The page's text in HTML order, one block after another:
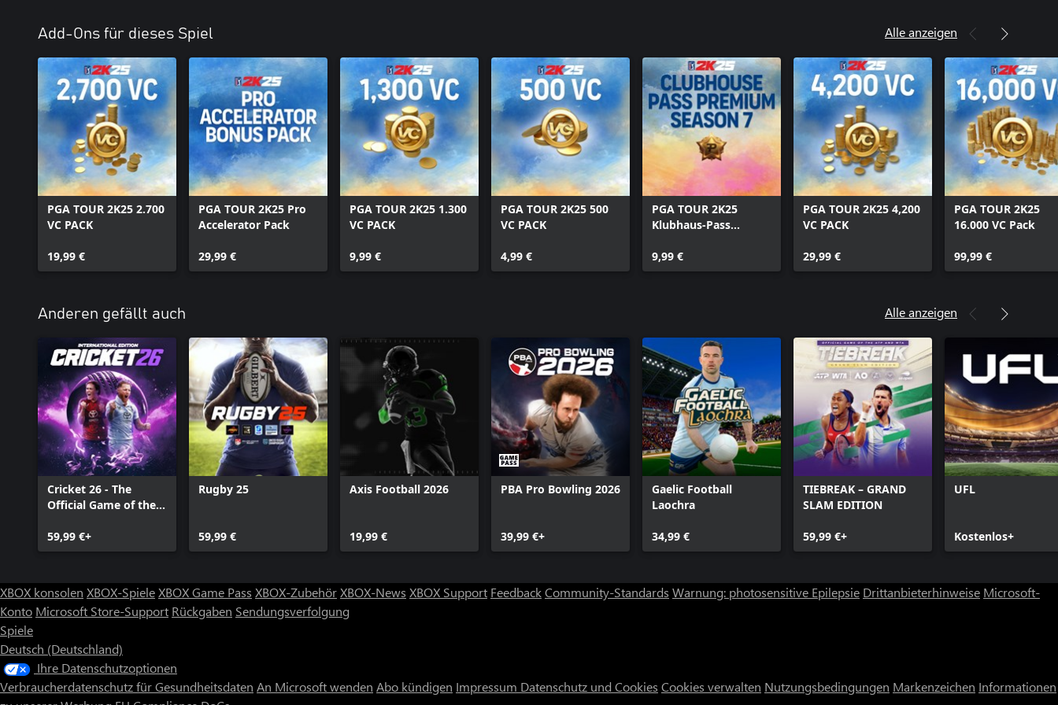
Add-Ons für dieses Spiel Alle anzeigen
PGA TOUR 2K25 2.700
VC PACK
19,99 €
PGA TOUR 2K25 Pro
Accelerator Pack
29,99 €
PGA TOUR 2K25 1.300
VC PACK
9,99 €
PGA TOUR 2K25 500
VC PACK
4,99 €
PGA TOUR 2K25
Klubhaus-Pass
9,99 €
PGA TOUR 2K25 4,200
VC PACK
29,99 €
PGA TOUR 2K25
16.000 VC Pack
99,99 €
Anderen gefällt auch Alle anzeigen
Cricket 26 - The
Official Game of the
59,99 €+
Rugby 25
59,99 €
Axis Football 2026
19,99 €
PBA Pro Bowling 2026
39,99 €+
Gaelic Football
Laochra
34,99 €
TIEBREAK – GRAND
SLAM EDITION
59,99 €+
UFL
Kostenlos+
XBOX konsolen XBOX-SpieleXBOX Game Pass XBOX-ZubehörXBOX-News XBOX Support FeedbackCommunity-Standards Warnung: photosensitive Epilepsie Drittanbieterhinweise Microsoft-
Konto Microsoft Store-Support Rückgaben Sendungsverfolgung
Spiele
Deutsch (Deutschland)
Ihre Datenschutzoptionen
Verbraucherdatenschutz für Gesundheitsdaten An Microsoft wenden Abo kündigen Impressum Datenschutz und Cookies Cookies verwalten Nutzungsbedingungen Markenzeichen Informationen